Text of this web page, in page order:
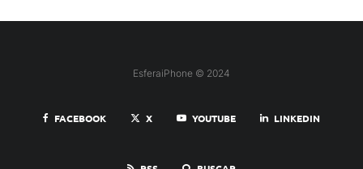
EsferaiPhone © 2024
FACEBOOK X YOUTUBE LINKEDIN